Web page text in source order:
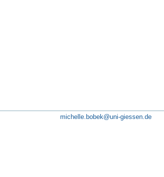
michelle.bobek@uni-giessen.de